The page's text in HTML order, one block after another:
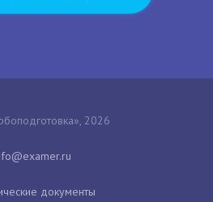
2026
документы